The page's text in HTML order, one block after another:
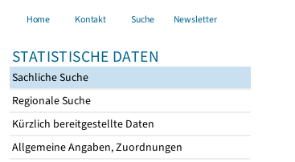
Home Kontakt Suche Newsletter
STATISTISCHE DATEN
Sachliche Suche
Regionale Suche
Kürzlich bereitgestellte Daten
Allgemeine Angaben, Zuordnungen